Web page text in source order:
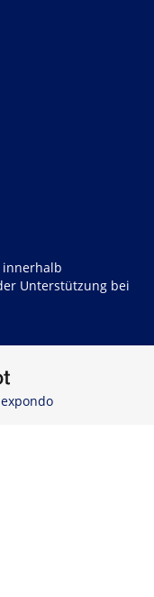
innerhalb
Unterstützung bei